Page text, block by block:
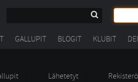
GALLUPIT BLOGIT KLUBIT
Lähetetyt